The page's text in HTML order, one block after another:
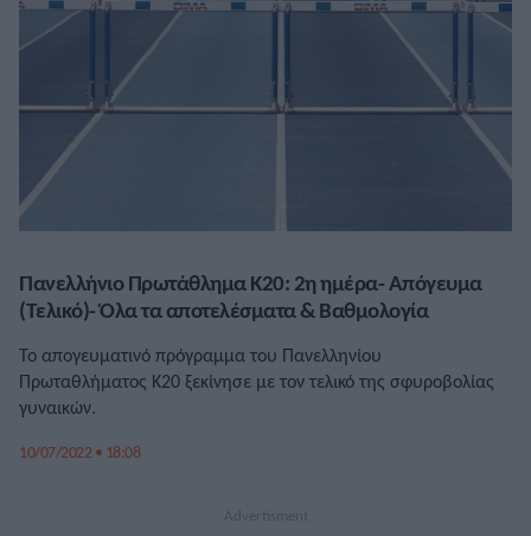
Πανελλήνιο Πρωτάθλημα Κ20: 2η ημέρα- Απόγευμα
(Τελικό)- Όλα τα αποτελέσματα & Βαθμολογία
Το απογευματινό πρόγραμμα του Πανελληνίου
Πρωταθλήματος Κ20 ξεκίνησε με τον τελικό της σφυροβολίας
γυναικών.
10/07/2022 • 18:08